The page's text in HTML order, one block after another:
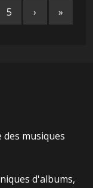
5 › »
musiques
d'albums,